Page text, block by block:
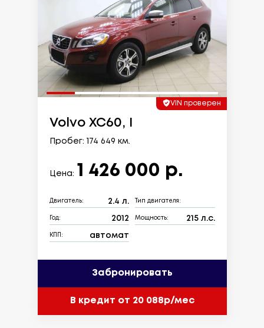
VIN проверен
Volvo XC60, I
Пробег: 174 649 км.
Цена: 1 426 000 р.
Двигатель: 2.4 л. Тип двигателя:
Год: 2012 Мощность: 215 л.с.
КПП: автомат
Забронировать
В кредит от 20 088р/мес